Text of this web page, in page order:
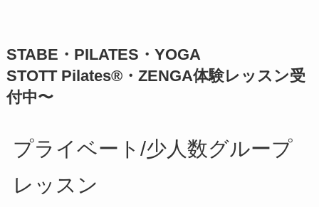
STABE・PILATES・YOGA
STOTT Pilates®︎・ZENGA体験レッスン受
付中〜
プライベート/少人数グループ
レッスン